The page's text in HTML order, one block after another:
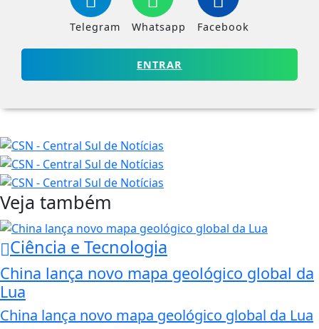
Telegram Whatsapp Facebook
ENTRAR
Veja também
Ciência e Tecnologia
China lança novo mapa geológico global da
Lua
China lança novo mapa geológico global da Lua